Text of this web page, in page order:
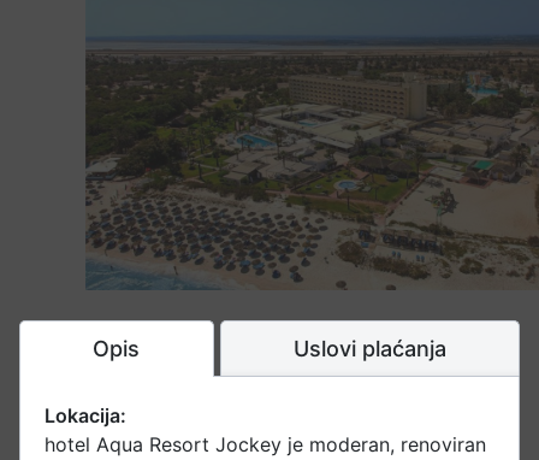
Opis Uslovi plaćanja
Lokacija:
hotel Aqua Resort Jockey je moderan, renoviran